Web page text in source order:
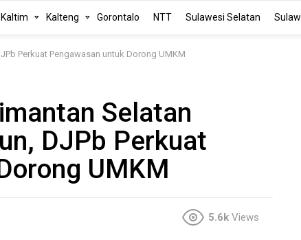
Kaltim Kalteng Gorontalo NTT Sulawesi Selatan
Perkuat Pengawasan untuk Dorong UMKM
Selatan
DJPb Perkuat
UMKM
5.6k Views